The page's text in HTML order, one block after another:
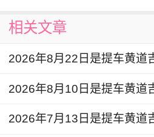
是否有划痕和磨损，可以将
原来新车的车窗玻璃早已经
类事情出现呢？检查车窗玻
相关文章
2026年7月13日是提车黄道